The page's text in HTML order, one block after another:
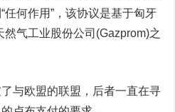
任何作用”，该协议是基于匈牙
气工业股份公司(Gazprom)之
与欧盟的联盟，后者一直在寻